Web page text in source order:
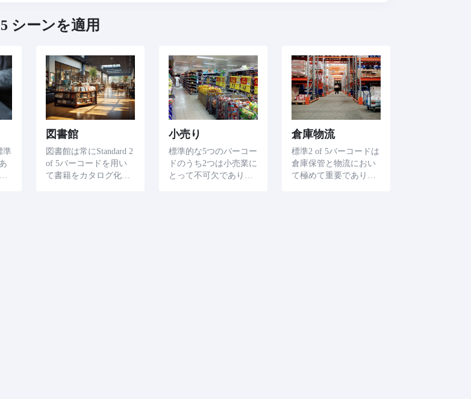
シーンを適用
準
図書館
図書館は常にStandard 2
of 5バーコードを用い
て書籍をカタログ化し
小売り
標準的な5つのバーコー
ドのうち2つは小売業に
とって不可欠であり、
倉庫物流
標準2 of 5バーコードは
倉庫保管と物流におい
て極めて重要であり、